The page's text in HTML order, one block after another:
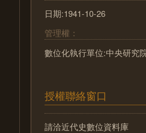
日期:1941-10-26
管理權：
數位化執行單位:中央研究
授權聯絡窗口
請洽近代史數位資料庫